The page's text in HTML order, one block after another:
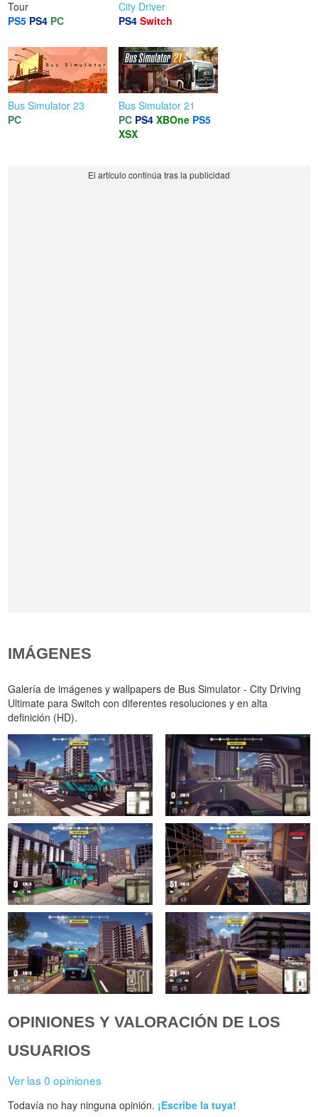
Tour
PS5 PS4 PC
City Driver
PS4 Switch
Bus Simulator 23
PC
Bus Simulator 21
PC PS4 XBOne PS5
XSX
IMÁGENES
Galería de imágenes y wallpapers de Bus Simulator - City Driving
Ultimate para Switch con diferentes resoluciones y en alta
definición (HD).
OPINIONES Y VALORACIÓN DE LOS
USUARIOS
Ver las 0 opiniones
Todavía no hay ninguna opinión. ¡Escribe la tuya!